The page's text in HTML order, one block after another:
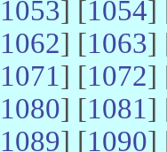
1053] [1054]
1062] [1063]
1071] [1072]
1080] [1081]
1089] [1090]